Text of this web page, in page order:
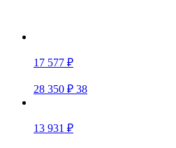
17 577 ₽
28 350 ₽ 38
13 931 ₽